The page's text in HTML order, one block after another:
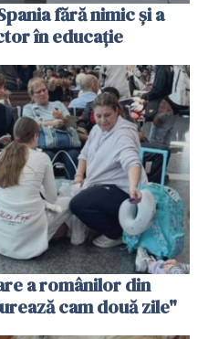
fără nimic și a
în educație
a românilor din
cam două zile"